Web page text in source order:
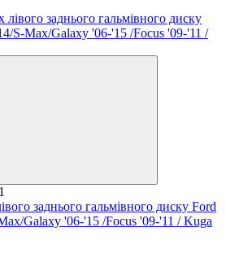
заднього гальмівного диску Ford
Galaxy '06-'15 /Focus '09-'11 / Kuga